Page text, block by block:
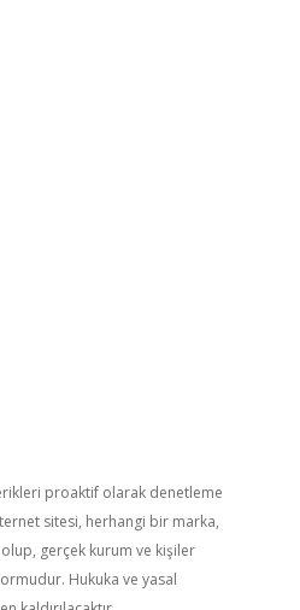
proaktif olarak denetleme
sitesi, herhangi bir marka,
olup, gerçek kurum ve kişiler
Hukuka ve yasal